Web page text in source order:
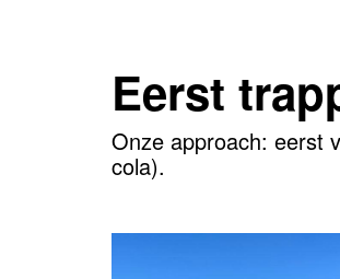
Eerst
Onze approach: eerst
cola).